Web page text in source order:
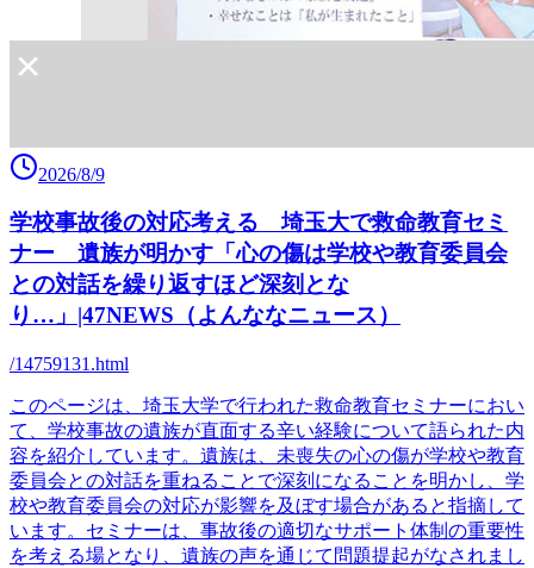
2026/8/9
学校事故後の対応考える 埼玉大で救命教育セミ
ナー 遺族が明かす「心の傷は学校や教育委員会
との対話を繰り返すほど深刻とな
り…」|47NEWS（よんななニュース）
/14759131.html
このページは、埼玉大学で行われた救命教育セミナーにおい
て、学校事故の遺族が直面する辛い経験について語られた内
容を紹介しています。遺族は、未喪失の心の傷が学校や教育
委員会との対話を重ねることで深刻になることを明かし、学
校や教育委員会の対応が影響を及ぼす場合があると指摘して
います。セミナーは、事故後の適切なサポート体制の重要性
を考える場となり、遺族の声を通じて問題提起がなされまし